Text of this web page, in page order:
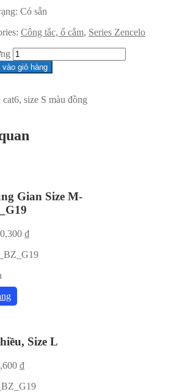
Có sẵn
Công tắc, ổ cắm, Series Zencelo
vào giỏ hàng
cat6, size S màu đồng
Gian Size M-
₫
Size L
₫